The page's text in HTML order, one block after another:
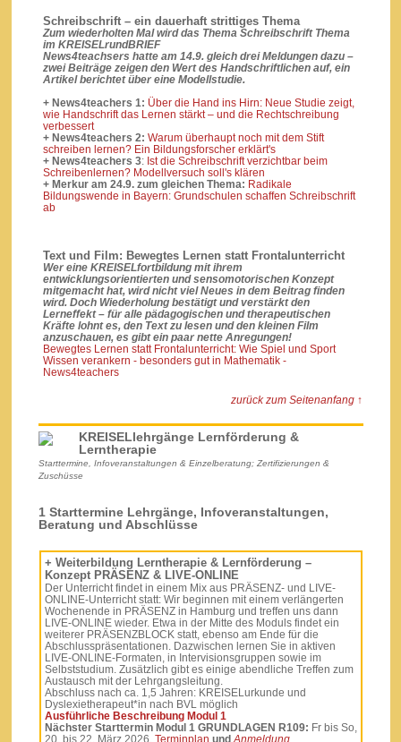
Schreibschrift – ein dauerhaft strittiges Thema
Zum wiederholten Mal wird das Thema Schreibschrift Thema
im KREISELrundBRIEF
News4teachsers hatte am 14.9. gleich drei Meldungen dazu –
zwei Beiträge zeigen den Wert des Handschriftlichen auf, ein
Artikel berichtet über eine Modellstudie.
+ News4teachers 1: Über die Hand ins Hirn: Neue Studie zeigt,
wie Handschrift das Lernen stärkt – und die Rechtschreibung
verbessert
+ News4teachers 2: Warum überhaupt noch mit dem Stift
schreiben lernen? Ein Bildungsforscher erklärt's
+ News4teachers 3: Ist die Schreibschrift verzichtbar beim
Schreibenlernen? Modellversuch soll's klären
+ Merkur am 24.9. zum gleichen Thema: Radikale
Bildungswende in Bayern: Grundschulen schaffen Schreibschrift
ab
Text und Film: Bewegtes Lernen statt Frontalunterricht
Wer eine KREISELfortbildung mit ihrem
entwicklungsorientierten und sensomotorischen Konzept
mitgemacht hat, wird nicht viel Neues in dem Beitrag finden
wird. Doch Wiederholung bestätigt und verstärkt den
Lerneffekt – für alle pädagogischen und therapeutischen
Kräfte lohnt es, den Text zu lesen und den kleinen Film
anzuschauen, es gibt ein paar nette Anregungen!
Bewegtes Lernen statt Frontalunterricht: Wie Spiel und Sport
Wissen verankern - besonders gut in Mathematik -
News4teachers
zurück zum Seitenanfang ↑
KREISELlehrgänge Lernförderung &
Lerntherapie
Starttermine, Infoveranstaltungen & Einzelberatung; Zertifizierungen &
Zuschüsse
1 Starttermine Lehrgänge, Infoveranstaltungen,
Beratung und Abschlüsse
+ Weiterbildung Lerntherapie & Lernförderung –
Konzept PRÄSENZ & LIVE-ONLINE
Der Unterricht findet in einem Mix aus PRÄSENZ- und LIVE-
ONLINE-Unterricht statt: Wir beginnen mit einem verlängerten
Wochenende in PRÄSENZ in Hamburg und treffen uns dann
LIVE-ONLINE wieder. Etwa in der Mitte des Moduls findet ein
weiterer PRÄSENZBLOCK statt, ebenso am Ende für die
Abschlusspräsentationen. Dazwischen lernen Sie in aktiven
LIVE-ONLINE-Formaten, in Intervisionsgruppen sowie im
Selbststudium. Zusätzlich gibt es einige abendliche Treffen zum
Austausch mit der Lehrgangsleitung.
Abschluss nach ca. 1,5 Jahren: KREISELurkunde und
Dyslexietherapeut*in nach BVL möglich
Ausführliche Beschreibung Modul 1
Nächster Starttermin Modul 1 GRUNDLAGEN R109: Fr bis So,
20. bis 22. März 2026.TerminplanundAnmeldung